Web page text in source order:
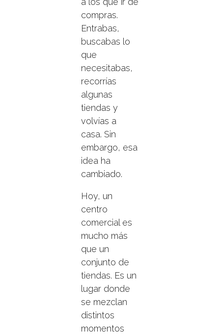
compras.
Entrabas,
buscabas lo
que
necesitabas,
recorrías
algunas
tiendas y
volvías a
casa. Sin
embargo, esa
idea ha
cambiado.
Hoy, un
centro
comercial es
mucho más
que un
conjunto de
tiendas. Es un
lugar donde
se mezclan
distintos
momentos